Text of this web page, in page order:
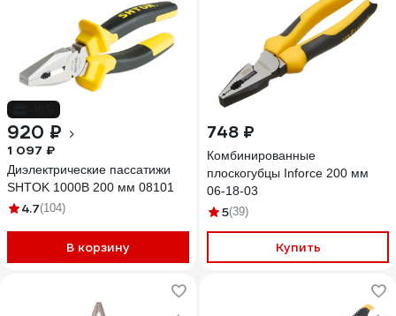
920 ₽
1 097 ₽
Диэлектрические пассатижи
SHTOK 1000В 200 мм 08101
4.7(104)
В корзину
748 ₽
Комбинированные
плоскогубцы Inforce 200 мм
06-18-03
5(39)
Купить